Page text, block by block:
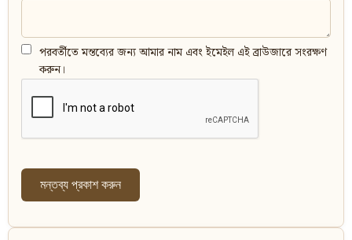
পরবর্তীতে মন্তব্যের জন্য আমার নাম এবং ইমেইল এই ব্রাউজারে সংরক্ষণ
করুন।